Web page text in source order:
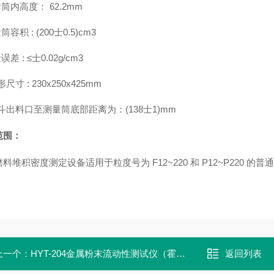
内高度： 62.2mm
容积 : (200士0.5)cm3
差 : ≤士0.02g/cm3
尺寸 : 230x250x425mm
出料口至测量筒底部距离为： (138士1)mm
：
料堆积密度测定设备适用于粒度号为 F12~220 和 P12~P220 的普
一个： HYT-204金属粉末流动性测试仪（霍尔流速计） 返回列表